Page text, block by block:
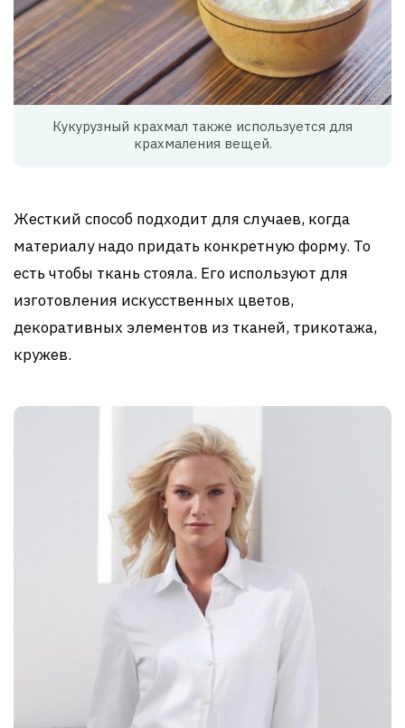
Кукурузный крахмал также используется для
крахмаления вещей.
Жесткий способ подходит для случаев, когда
материалу надо придать конкретную форму. То
есть чтобы ткань стояла. Его используют для
изготовления искусственных цветов,
декоративных элементов из тканей, трикотажа,
кружев.